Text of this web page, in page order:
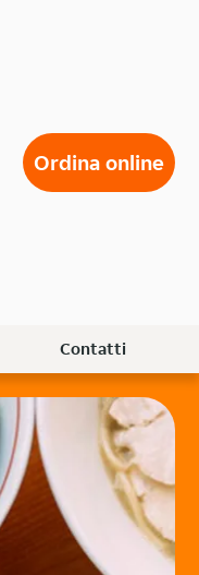
Ordina online
Contatti